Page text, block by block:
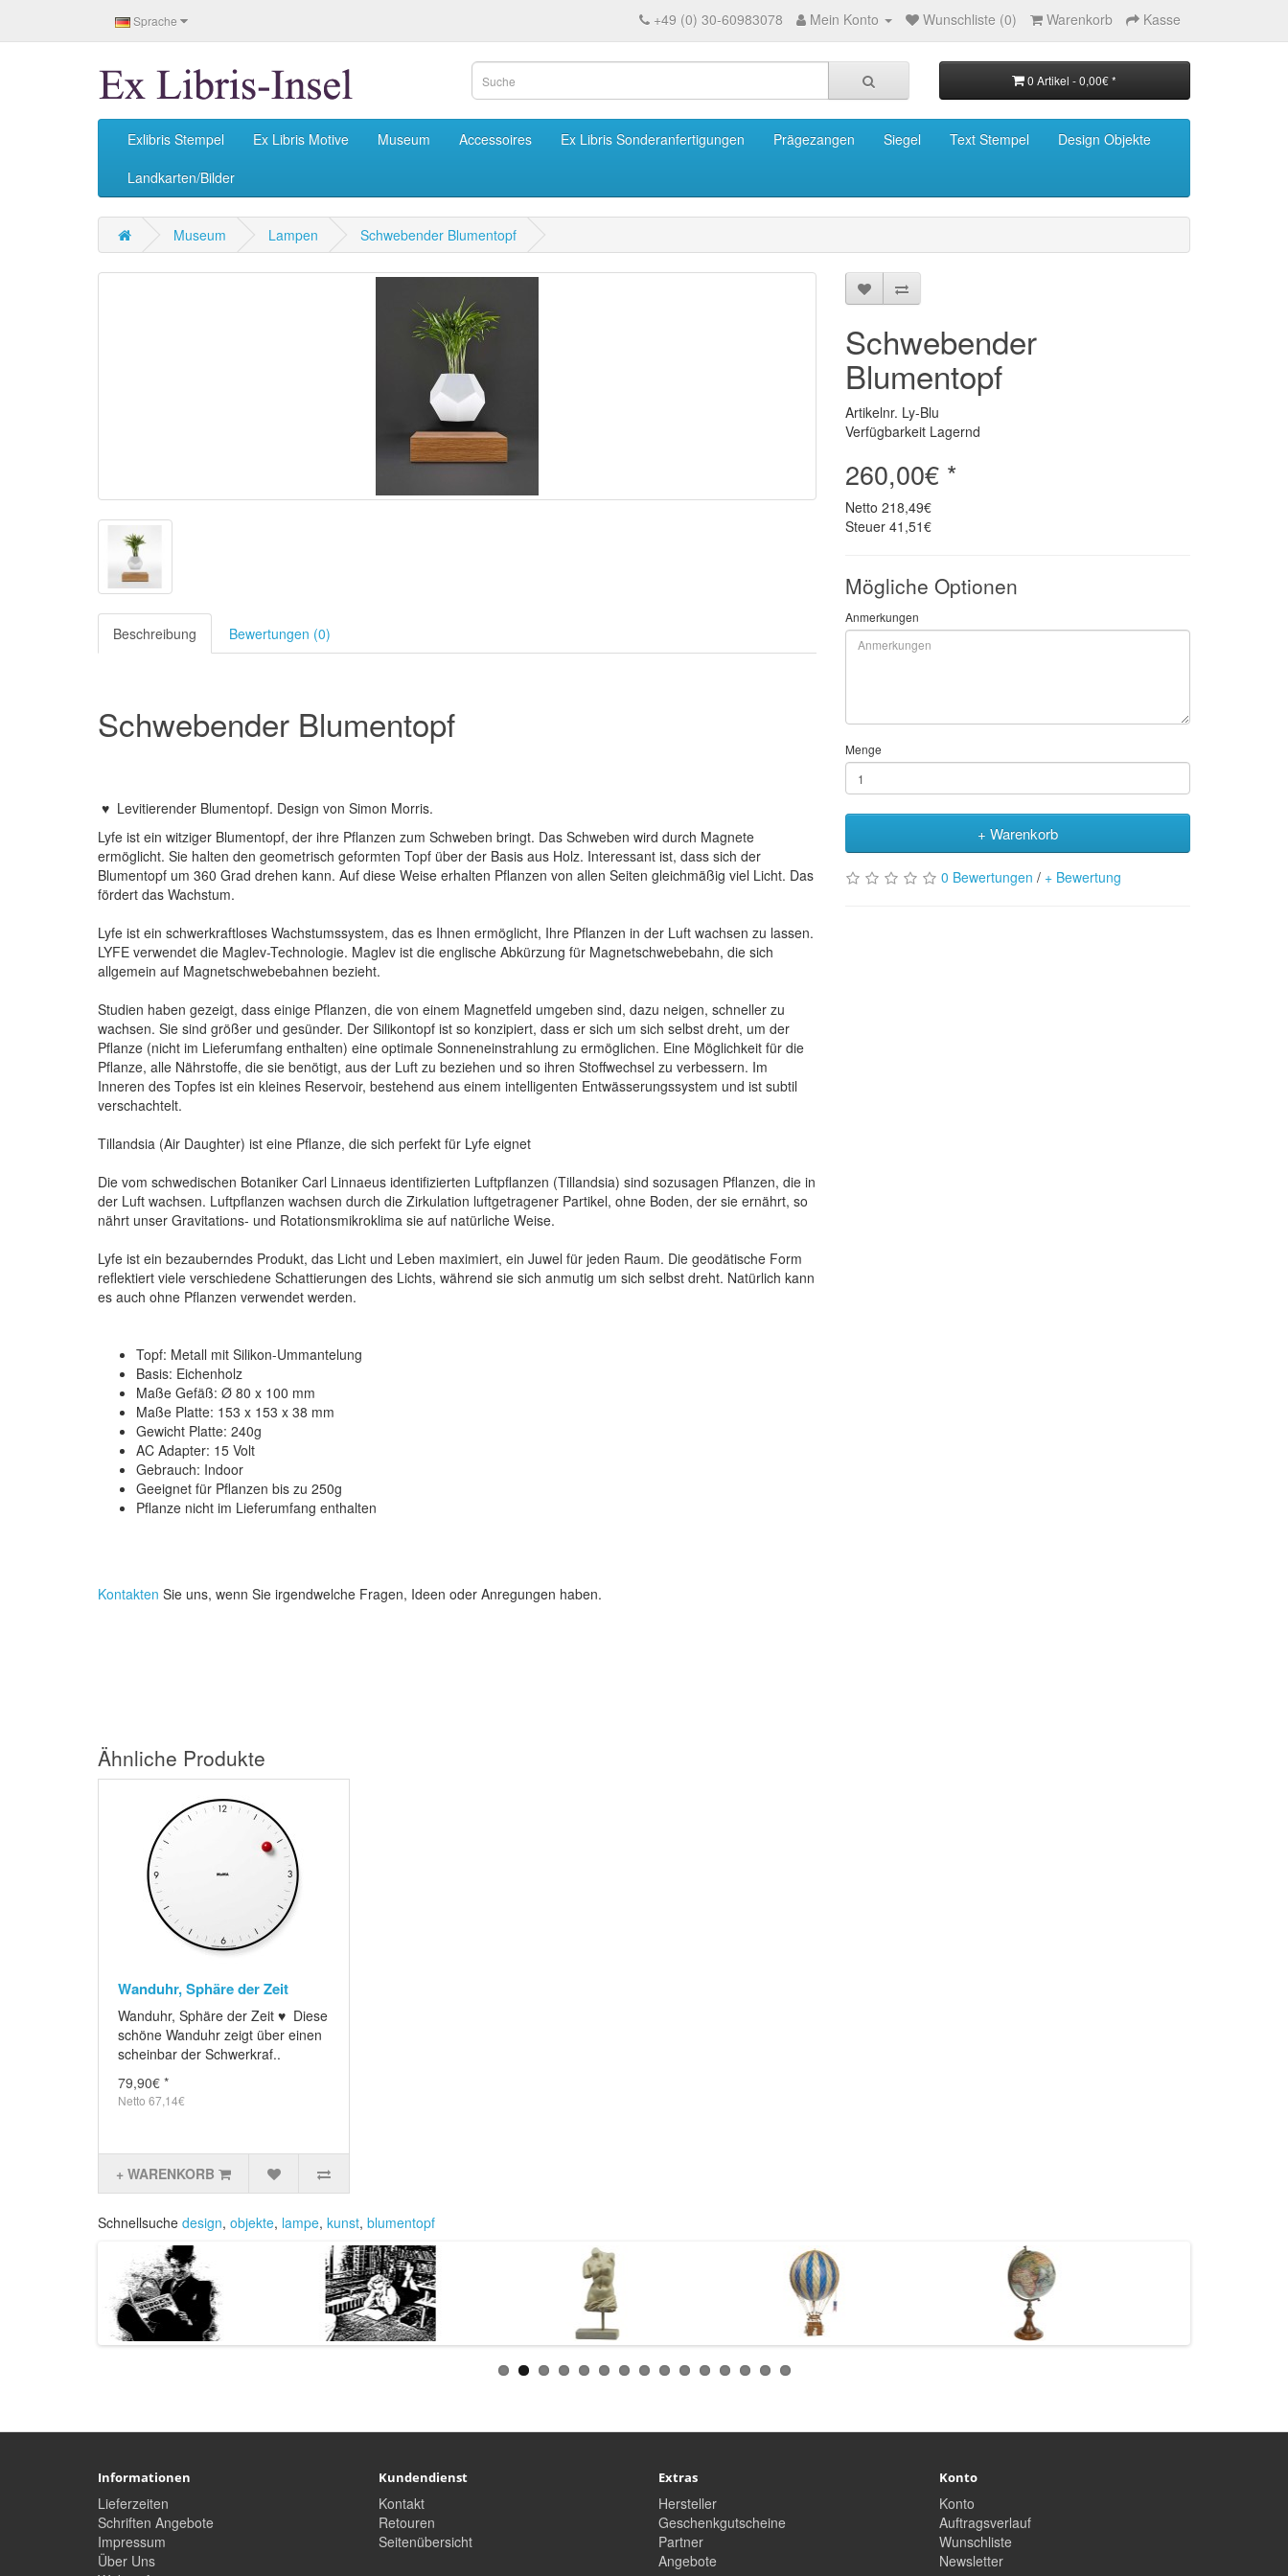
Sprache +49 (0) 30-60983078 Mein Konto Wunschliste (0) Warenkorb Kasse
0 Artikel - 0,00€ *
Exlibris Stempel Ex Libris Motive Museum Accessoires Ex Libris Sonderanfertigungen Prägezangen Siegel Text Stempel
Design Objekte
Landkarten/Bilder
Museum Lampen Schwebender Blumentopf
Beschreibung Bewertungen (0)
Schwebender Blumentopf
♥ Levitierender Blumentopf. Design von Simon Morris.
Lyfe ist ein witziger Blumentopf, der ihre Pflanzen zum Schweben bringt. Das Schweben wird durch Magnete
ermöglicht. Sie halten den geometrisch geformten Topf über der Basis aus Holz. Interessant ist, dass sich der
Blumentopf um 360 Grad drehen kann. Auf diese Weise erhalten Pflanzen von allen Seiten gleichmäßig viel Licht. Das
fördert das Wachstum.
Lyfe ist ein schwerkraftloses Wachstumssystem, das es Ihnen ermöglicht, Ihre Pflanzen in der Luft wachsen zu lassen.
LYFE verwendet die Maglev-Technologie. Maglev ist die englische Abkürzung für Magnetschwebebahn, die sich
allgemein auf Magnetschwebebahnen bezieht.
Studien haben gezeigt, dass einige Pflanzen, die von einem Magnetfeld umgeben sind, dazu neigen, schneller zu
wachsen. Sie sind größer und gesünder. Der Silikontopf ist so konzipiert, dass er sich um sich selbst dreht, um der
Pflanze (nicht im Lieferumfang enthalten) eine optimale Sonneneinstrahlung zu ermöglichen. Eine Möglichkeit für die
Pflanze, alle Nährstoffe, die sie benötigt, aus der Luft zu beziehen und so ihren Stoffwechsel zu verbessern. Im
Inneren des Topfes ist ein kleines Reservoir, bestehend aus einem intelligenten Entwässerungssystem und ist subtil
verschachtelt.
Tillandsia (Air Daughter) ist eine Pflanze, die sich perfekt für Lyfe eignet
Die vom schwedischen Botaniker Carl Linnaeus identifizierten Luftpflanzen (Tillandsia) sind sozusagen Pflanzen, die in
der Luft wachsen. Luftpflanzen wachsen durch die Zirkulation luftgetragener Partikel, ohne Boden, der sie ernährt, so
nährt unser Gravitations- und Rotationsmikroklima sie auf natürliche Weise.
Lyfe ist ein bezauberndes Produkt, das Licht und Leben maximiert, ein Juwel für jeden Raum. Die geodätische Form
reflektiert viele verschiedene Schattierungen des Lichts, während sie sich anmutig um sich selbst dreht. Natürlich kann
es auch ohne Pflanzen verwendet werden.
Topf: Metall mit Silikon-Ummantelung
Basis: Eichenholz
Maße Gefäß: Ø 80 x 100 mm
Maße Platte: 153 x 153 x 38 mm
Gewicht Platte: 240g
AC Adapter: 15 Volt
Gebrauch: Indoor
Geeignet für Pflanzen bis zu 250g
Pflanze nicht im Lieferumfang enthalten
Kontakten Sie uns, wenn Sie irgendwelche Fragen, Ideen oder Anregungen haben.
Schwebender
Blumentopf
Artikelnr. Ly-Blu
Verfügbarkeit Lagernd
260,00€ *
Netto 218,49€
Steuer 41,51€
Mögliche Optionen
Anmerkungen
Menge
+ Warenkorb
0 Bewertungen / + Bewertung
Ähnliche Produkte
Wanduhr, Sphäre der Zeit
Wanduhr, Sphäre der Zeit ♥ Diese
schöne Wanduhr zeigt über einen
scheinbar der Schwerkraf..
79,90€ *
Netto 67,14€
+ WARENKORB
Schnellsuche design, objekte, lampe, kunst, blumentopf
Informationen
Lieferzeiten
Schriften Angebote
Impressum
Über Uns
Kundendienst
Kontakt
Retouren
Seitenübersicht
Extras
Hersteller
Geschenkgutscheine
Partner
Angebote
Konto
Konto
Auftragsverlauf
Wunschliste
Newsletter